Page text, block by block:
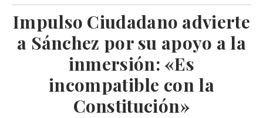
Impulso Ciudadano advierte
a Sánchez por su apoyo a la
inmersión: «Es
incompatible con la
Constitución»